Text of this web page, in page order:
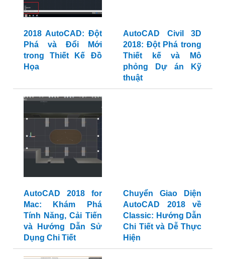
2018 AutoCAD: Đột
Phá và Đổi Mới
trong Thiết Kế Đồ
Họa
AutoCAD Civil 3D
2018: Đột Phá trong
Thiết kế và Mô
phỏng Dự án Kỹ
thuật
AutoCAD 2018 for
Mac: Khám Phá
Tính Năng, Cải Tiến
và Hướng Dẫn Sử
Dụng Chi Tiết
Chuyển Giao Diện
AutoCAD 2018 về
Classic: Hướng Dẫn
Chi Tiết và Dễ Thực
Hiện